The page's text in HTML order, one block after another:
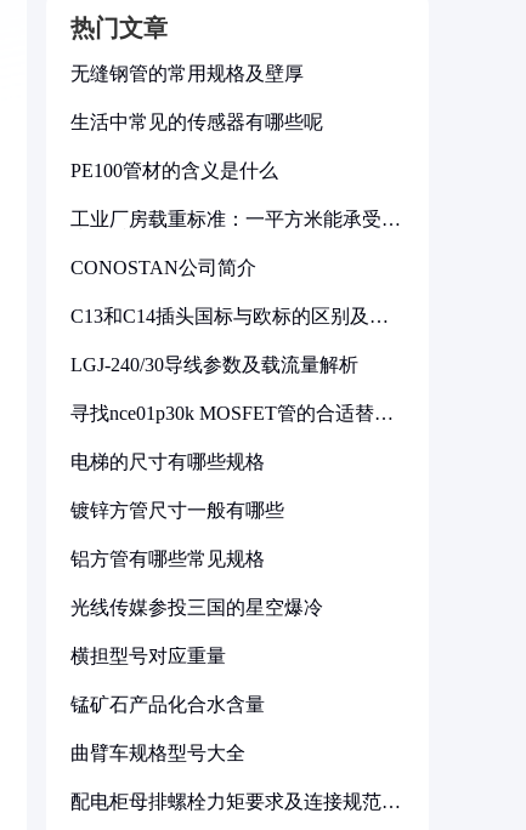
热门文章
无缝钢管的常用规格及壁厚
生活中常见的传感器有哪些呢
PE100管材的含义是什么
工业厂房载重标准：一平方米能承受多
CONOSTAN公司简介
C13和C14插头国标与欧标的区别及其
LGJ-240/30导线参数及载流量解析
寻找nce01p30k MOSFET管的合适替代
电梯的尺寸有哪些规格
镀锌方管尺寸一般有哪些
铝方管有哪些常见规格
光线传媒参投三国的星空爆冷
横担型号对应重量
锰矿石产品化合水含量
曲臂车规格型号大全
配电柜母排螺栓力矩要求及连接规范详